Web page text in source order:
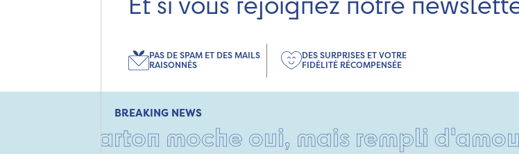
PAS DE SPAM ET DES MAILS
RAISONNÉS
DES SURPRISES ET VOTRE
FIDÉLITÉ RÉCOMPENSÉE
BREAKING NEWS
moche oui, mais rempli d'amour •